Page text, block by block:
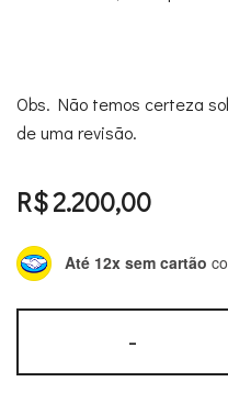
Obs. Não temos certeza
de uma revisão.
R$2.200,00
Até 12x sem cartão
-